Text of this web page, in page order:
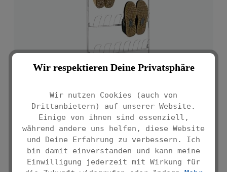
Wir respektieren Deine Privatsphäre
Wir nutzen Cookies (auch von
Drittanbietern) auf unserer Website.
Einige von ihnen sind essenziell,
während andere uns helfen, diese Website
und Deine Erfahrung zu verbessern. Ich
bin damit einverstanden und kann meine
Einwilligung jederzeit mit Wirkung für